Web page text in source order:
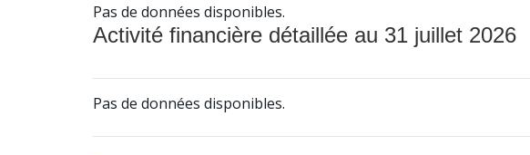
Pas de données disponibles.
Activité financière détaillée au 31 juillet 2026
Pas de données disponibles.